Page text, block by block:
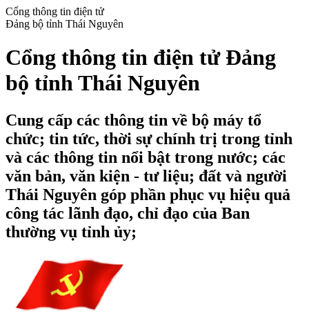
Cổng thông tin điện tử
Đảng bộ tỉnh Thái Nguyên
Cổng thông tin điện tử Đảng
bộ tỉnh Thái Nguyên
Cung cấp các thông tin về bộ máy tổ
chức; tin tức, thời sự chính trị trong tỉnh
và các thông tin nổi bật trong nước; các
văn bản, văn kiện - tư liệu; đất và người
Thái Nguyên góp phần phục vụ hiệu quả
công tác lãnh đạo, chỉ đạo của Ban
thường vụ tỉnh ủy;